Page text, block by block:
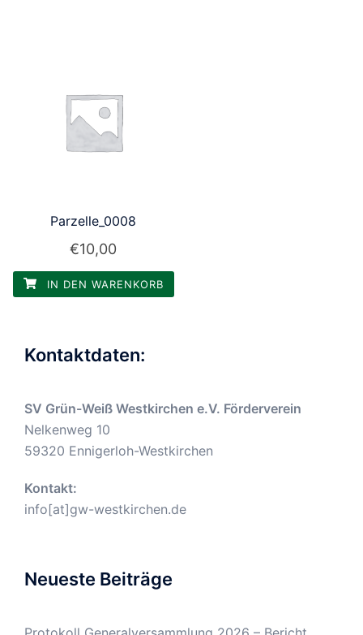
Parzelle_0008
€10,00
IN DEN WARENKORB
Kontaktdaten:
SV Grün-Weiß Westkirchen e.V. Förderverein
Nelkenweg 10
59320 Ennigerloh-Westkirchen
Kontakt:
info[at]gw-westkirchen.de
Neueste Beiträge